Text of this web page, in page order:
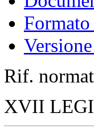
Rif.
XVII